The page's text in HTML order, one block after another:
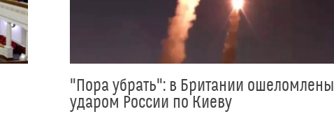
"Пора убрать": в Британии ошеломлены
ударом России по Киеву